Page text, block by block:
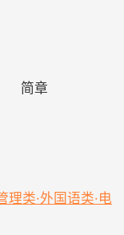
简章
理类·外国语类·电